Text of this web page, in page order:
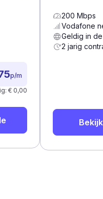
p/m
€ 0,00
200 Mbps
Vodafone
Geldig in de
2 jarig